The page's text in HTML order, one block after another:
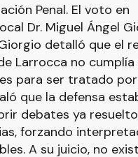
Penal. El voto en
Dr. Miguel Ángel
detalló que el
Larrocca no cumplía
para ser tratado
que la defensa
debates ya
forzando
A su juicio, no